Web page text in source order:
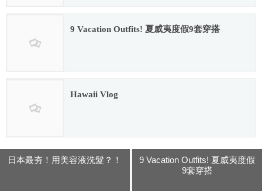
9 Vacation Outfits! 夏威夷度假9套穿搭
Hawaii Vlog
日本最夯！用美容液洗髮？！
9 Vacation Outfits! 夏威夷度假
9套穿搭